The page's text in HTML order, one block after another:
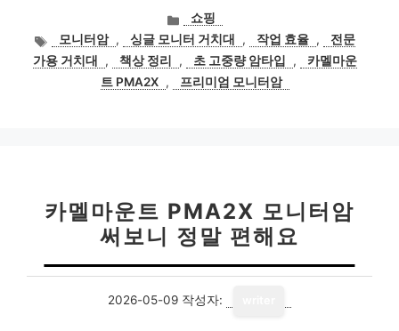
카
테
고
리
쇼핑
태
그
모니터암 , 싱글 모니터 거치대 , 작업 효율 ,
전문
가용 거치대
, 책상 정리 , 초 고중량 암타입 ,
카멜마운
트 PMA2X , 프리미엄 모니터암
카멜마운트 PMA2X 모니터암
써보니 정말 편해요
2026-05-09 작성자: